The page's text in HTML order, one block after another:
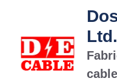
contenido
Ltd.